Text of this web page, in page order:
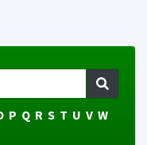
P Q R S T U V W